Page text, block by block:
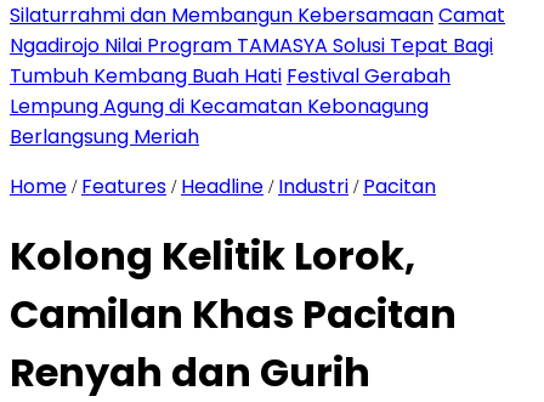
Silaturrahmi dan Membangun KebersamaanCamat
Ngadirojo Nilai Program TAMASYA Solusi Tepat Bagi
Tumbuh Kembang Buah Hati Festival Gerabah
Lempung Agung di Kecamatan Kebonagung
Berlangsung Meriah
Home / Features / Headline / Industri / Pacitan
Kolong Kelitik Lorok,
Camilan Khas Pacitan
Renyah dan Gurih